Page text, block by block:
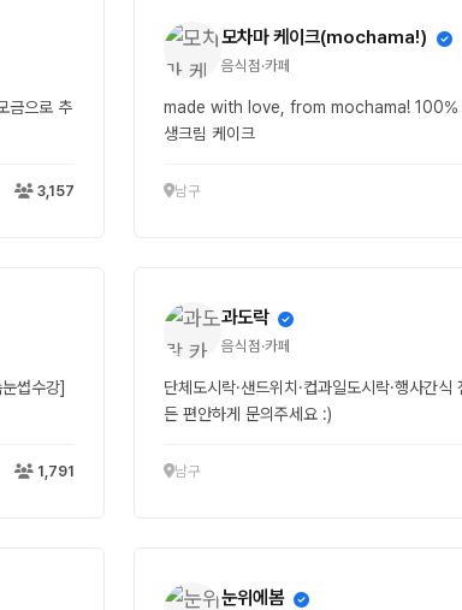
금으로 추
3,157
모차마 케이크(mochama!)
음식점·카페
made with love, from mochama! 100%
생크림 케이크
남구
썹수강]
1,791
과도락
음식점·카페
단체도시락·샌드위치·컵과일도시락·행사간식
든 편안하게 문의주세요 :)
남구
눈위에봄